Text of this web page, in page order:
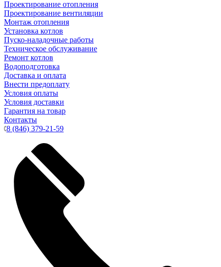
Проектирование отопления
Проектирование вентиляции
Монтаж отопления
Установка котлов
Пуско-наладочные работы
Техническое обслуживание
Ремонт котлов
Водоподготовка
Доставка и оплата
Внести предоплату
Условия оплаты
Условия доставки
Гарантия на товар
Контакты
8 (846) 379-21-59